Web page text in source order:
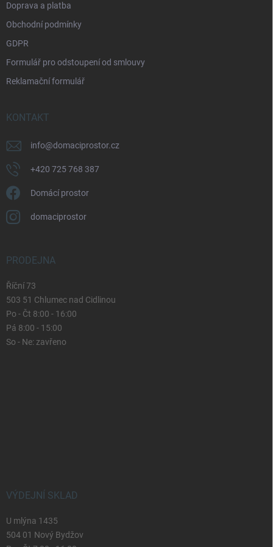
Doprava a platba
Obchodní podmínky
GDPR
Formulář pro odstoupení od smlouvy
Reklamační formulář
KONTAKT
info@domaciprostor.cz
+420 725 768 387
Domácí prostor
domaciprostor
PRODEJNA
Říční 73
503 51 Chlumec nad Cidlinou
Po - Čt 8:00 - 16:00
Pá 8:00 - 15:00
So - Ne: zavřeno
VÝDEJNÍ SKLAD
U mlýna 1435
504 01 Nový Bydžov